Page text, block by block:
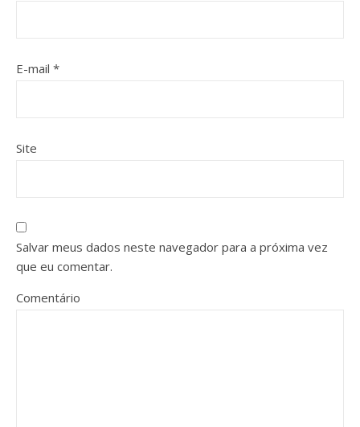
E-mail *
Site
Salvar meus dados neste navegador para a próxima vez
que eu comentar.
Comentário